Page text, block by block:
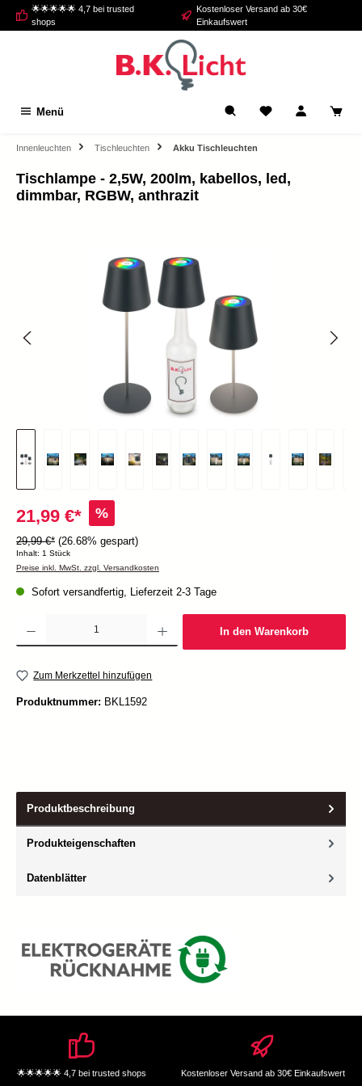
springen
🌟🌟🌟🌟🌟 4,7 bei trusted
shops
Kostenloser Versand ab 30€
Einkaufswert
Menü
Innenleuchten Tischleuchten Akku Tischleuchten
Tischlampe - 2,5W, 200lm, kabellos, led,
dimmbar, RGBW, anthrazit
21,99 €* %
29,99 €* (26.68% gespart)
Inhalt: 1 Stück
Preise inkl. MwSt. zzgl. Versandkosten
Sofort versandfertig, Lieferzeit 2-3 Tage
Produkt Anzahl: Gib den gewünschten Wert ein oder benutze die Schaltflächen um die
In den Warenkorb
Zum Merkzettel hinzufügen
Produktnummer: BKL1592
Produktbeschreibung
Produkteigenschaften
Datenblätter
🌟🌟🌟🌟🌟 4,7 bei trusted shops Kostenloser Versand ab 30€ Einkaufswert